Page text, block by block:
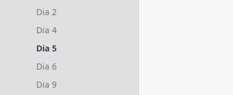
Dia 2
Dia 4
Dia 5
Dia 6
Dia 9